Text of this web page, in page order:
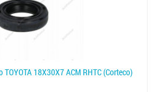
18X30X7 ACM RHTC (Corteco)